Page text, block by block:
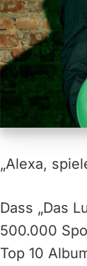
„Alexa,
Dass „Das
500.000
Top 10